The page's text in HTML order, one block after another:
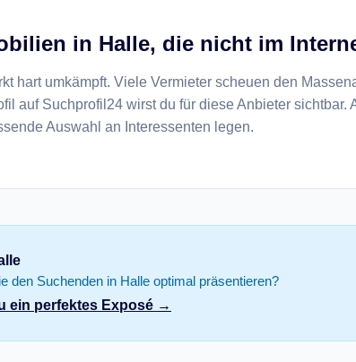
in Halle, die nicht im
hart umkämpft. Viele Vermieter scheuen den
auf Suchprofil24 wirst du für diese Anbieter
Auswahl an Interessenten legen.
den Suchenden in Halle optimal präsentieren?
ein perfektes Exposé →